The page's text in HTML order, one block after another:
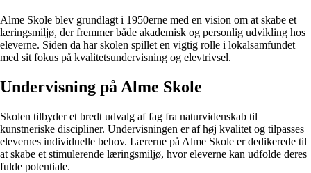
Alme Skole blev grundlagt i 1950erne med en vision om at skabe et
læringsmiljø, der fremmer både akademisk og personlig udvikling hos
eleverne. Siden da har skolen spillet en vigtig rolle i lokalsamfundet
med sit fokus på kvalitetsundervisning og elevtrivsel.
Undervisning på Alme Skole
Skolen tilbyder et bredt udvalg af fag fra naturvidenskab til
kunstneriske discipliner. Undervisningen er af høj kvalitet og tilpasses
elevernes individuelle behov. Lærerne på Alme Skole er dedikerede til
at skabe et stimulerende læringsmiljø, hvor eleverne kan udfolde deres
fulde potentiale.